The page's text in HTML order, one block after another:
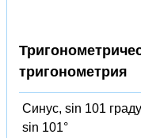
тригонометрия
Синус, sin 101
sin 101°